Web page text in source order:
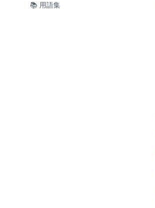
📚 用語集